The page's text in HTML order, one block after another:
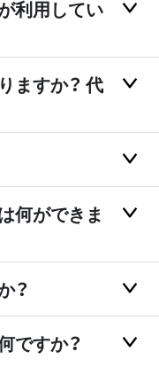
利用してい
ますか？ 代
何ができま
？
ですか？